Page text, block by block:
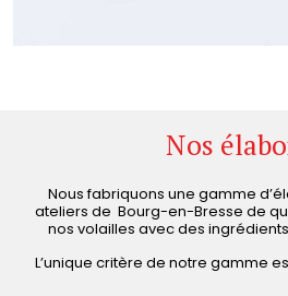
Nos
Nous fabriquons une gamme
ateliers de Bourg-en-Bresse de
nos volailles avec des
L’unique critère de notre gamme